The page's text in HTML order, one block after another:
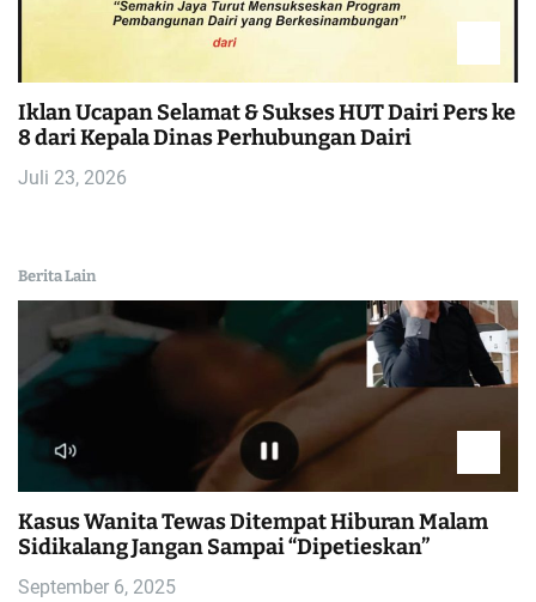
Iklan Ucapan Selamat & Sukses HUT Dairi Pers ke
8 dari Kepala Dinas Perhubungan Dairi
Juli 23, 2026
Berita Lain
Kasus Wanita Tewas Ditempat Hiburan Malam
Sidikalang Jangan Sampai “Dipetieskan”
September 6, 2025